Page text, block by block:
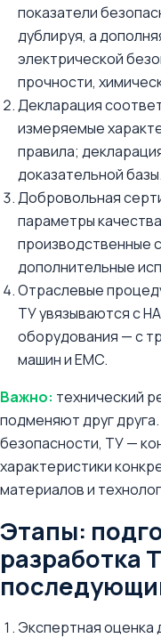
показатели
дублируя, а
электрической
прочности,
Декларация
измеряемые
правила;
доказательной базы.
Добровольная
параметры
производственные
дополнительные
Отраслевые
ТУ увязываются с
оборудования — с
машин и EMC.
Важно: технический
подменяют друг
безопасности, ТУ —
характеристики
материалов и
Этапы:
разработка
Экспертная оценка